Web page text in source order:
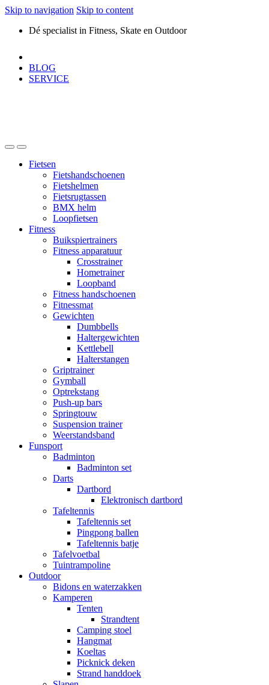
Skip to navigation Skip to content
Dé specialist in Fitness, Skate en Outdoor
BLOG
SERVICE
Fietsen
Fietshandschoenen
Fietshelmen
Fietsrugtassen
BMX helm
Loopfietsen
Fitness
Buikspiertrainers
Fitness apparatuur
Crosstrainer
Hometrainer
Loopband
Fitness handschoenen
Fitnessmat
Gewichten
Dumbbells
Haltergewichten
Kettlebell
Halterstangen
Griptrainer
Gymball
Optrekstang
Push-up bars
Springtouw
Suspension trainer
Weerstandsband
Funsport
Badminton
Badminton set
Darts
Dartbord
Elektronisch dartbord
Tafeltennis
Tafeltennis set
Pingpong ballen
Tafeltennis batje
Tafelvoetbal
Tuintrampoline
Outdoor
Bidons en waterzakken
Kamperen
Tenten
Strandtent
Camping stoel
Hangmat
Koeltas
Picknick deken
Strand handdoek